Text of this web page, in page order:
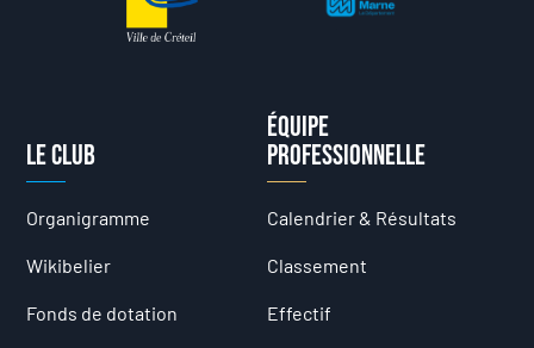
Le club
Organigramme
Wikibelier
Fonds de dotation
Équipe
professionnelle
Calendrier & Résultats
Classement
Effectif